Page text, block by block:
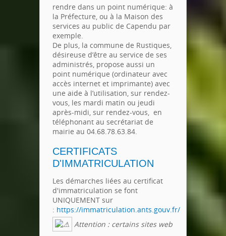
rendre dans un point numérique: à
la Préfecture, ou à la Maison des
services au public de Capendu par
exemple.
De plus, la commune de Rustiques,
désireuse d’être au service de ses
administrés, propose aussi un
point numérique (ordinateur avec
accès internet et imprimante) avec
une aide à l’utilisation, sur rendez-
vous, les mardi matin ou jeudi
après-midi, sur rendez-vous, en
téléphonant au secrétariat de
mairie au 04.68.78.63.84.
CERTIFICATS
D'IMMATRICULATION
Les démarches liées au certificat
d'immatriculation se font
UNIQUEMENT sur
: https://immatriculation.ants.gouv.fr/
Attention : certains sites web